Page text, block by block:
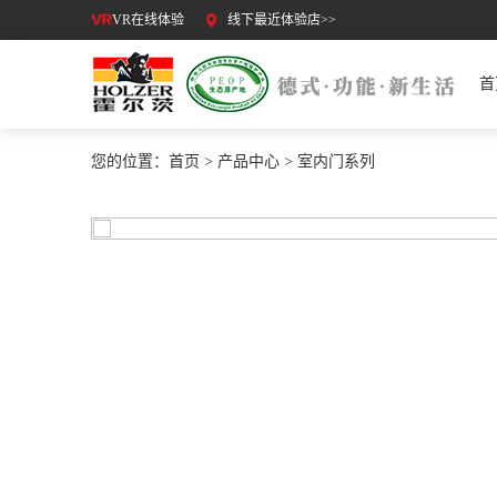
VR在线体验 线下最近体验店>>
您的位置： 首页 > 产品中心 > 室内门系列